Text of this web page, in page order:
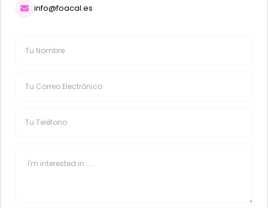
info@foacal.es